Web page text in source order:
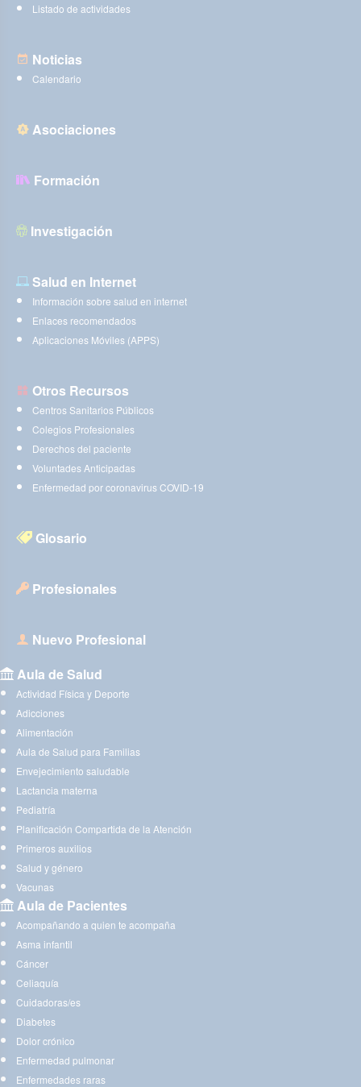
Listado de actividades
Noticias
Calendario
Asociaciones
Formación
Investigación
Salud en Internet
Información sobre salud en internet
Enlaces recomendados
Aplicaciones Móviles (APPS)
Otros Recursos
Centros Sanitarios Públicos
Colegios Profesionales
Derechos del paciente
Voluntades Anticipadas
Enfermedad por coronavirus COVID-19
Glosario
Profesionales
Nuevo Profesional
Aula de Salud
Actividad Física y Deporte
Adicciones
Alimentación
Aula de Salud para Familias
Envejecimiento saludable
Lactancia materna
Pediatría
Planificación Compartida de la Atención
Primeros auxilios
Salud y género
Vacunas
Aula de Pacientes
Acompañando a quien te acompaña
Asma infantil
Cáncer
Celiaquía
Cuidadoras/es
Diabetes
Dolor crónico
Enfermedad pulmonar
Enfermedades raras